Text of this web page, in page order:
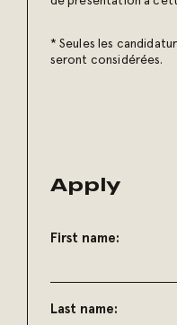
* Seules les
seront considérées.
Apply
First name:
Last name: